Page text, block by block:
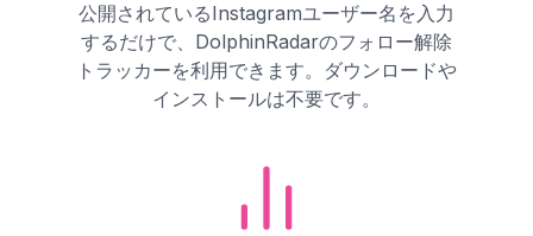
公開されているInstagramユーザー名を入力
するだけで、DolphinRadarのフォロー解除
トラッカーを利用できます。ダウンロードや
インストールは不要です。